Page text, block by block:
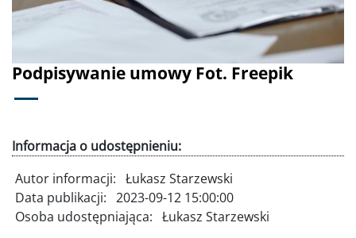
Podpisywanie umowy Fot. Freepik
Informacja o udostępnieniu:
Autor informacji: Łukasz Starzewski
Data publikacji: 2023-09-12 15:00:00
Osoba udostępniająca: Łukasz Starzewski